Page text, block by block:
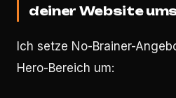
deiner Website
Ich setze No-Brainer-
Hero-Bereich um: